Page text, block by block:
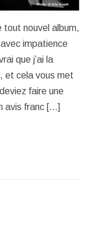
tout nouvel album,
impatience
que j’ai la
et cela vous met
faire une
avis franc […]